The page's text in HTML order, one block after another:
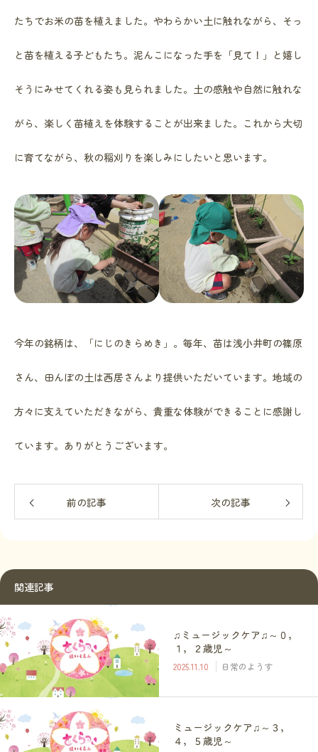
たちでお米の苗を植えました。やわらかい土に触れながら、そっ
と苗を植える子どもたち。泥んこになった手を「見て！」と嬉し
そうにみせてくれる姿も見られました。土の感触や自然に触れな
がら、楽しく苗植えを体験することが出来ました。これから大切
に育てながら、秋の稲刈りを楽しみにしたいと思います。
今年の銘柄は、「にじのきらめき」。毎年、苗は浅小井町の篠原
さん、田んぼの土は西居さんより提供いただいています。地域の
方々に支えていただきながら、貴重な体験ができることに感謝し
ています。ありがとうございます。
前の記事 次の記事
関連記事
♫ミュージックケア♫～０，
１，２歳児～
2025.11.10 日常のようす
ミュージックケア♫～３，
４，５歳児～